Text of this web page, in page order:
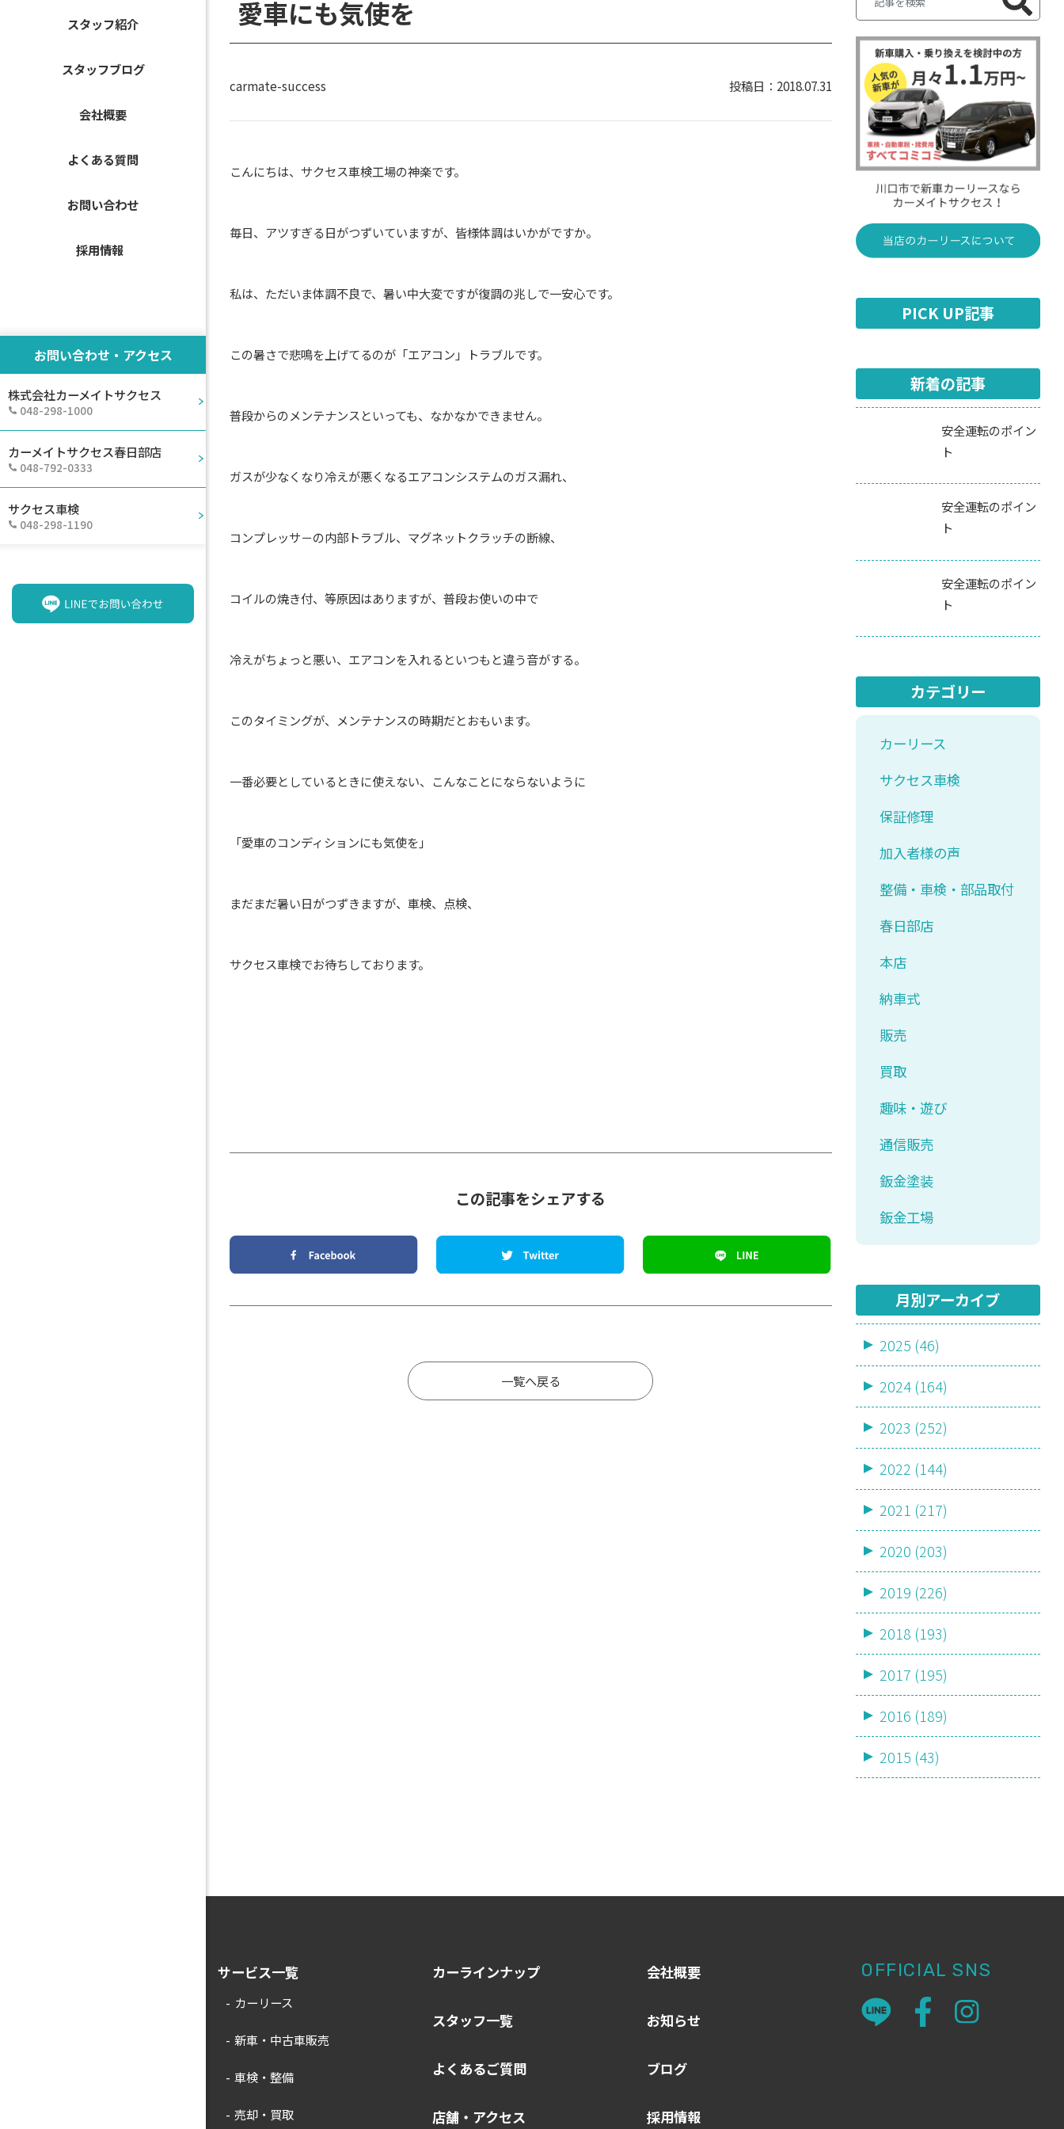
スタッフ紹介
スタッフブログ
会社概要
よくある質問
お問い合わせ
採用情報
お問い合わせ・アクセス
株式会社カーメイトサクセス
048-298-1000
カーメイトサクセス春日部店
048-792-0333
サクセス車検
048-298-1190
愛車にも気使を
carmate-success 2018.07.31
こんにちは、サクセス車検工場の神楽です。
毎日、アツすぎる日がつずいていますが、皆様体調はいかがですか。
私は、ただいま体調不良で、暑い中大変ですが復調の兆しで一安心です。
この暑さで悲鳴を上げてるのが「エアコン」トラブルです。
普段からのメンテナンスといっても、なかなかできません。
ガスが少なくなり冷えが悪くなるエアコンシステムのガス漏れ、
コンプレッサ－の内部トラブル、マグネットクラッチの断線、
コイルの焼き付、等原因はありますが、普段お使いの中で
冷えがちょっと悪い、エアコンを入れるといつもと違う音がする。
このタイミングが、メンテナンスの時期だとおもいます。
一番必要としているときに使えない、こんなことにならないように
「愛車のコンディションにも気使を」
まだまだ暑い日がつずきますが、車検、点検、
サクセス車検でお待ちしております。
この記事をシェアする
一覧へ戻る
PICK UP記事
新着の記事
安全運転のポイン
ト
安全運転のポイン
ト
安全運転のポイン
ト
カテゴリー
カーリース
サクセス車検
保証修理
加入者様の声
整備・車検・部品取付
春日部店
本店
納車式
販売
買取
趣味・遊び
通信販売
鈑金塗装
鈑金工場
月別アーカイブ
2025 (46)
2024 (164)
2023 (252)
2022 (144)
2021 (217)
2020 (203)
2019 (226)
2018 (193)
2017 (195)
2016 (189)
2015 (43)
サービス一覧
カーリース
新車・中古車販売
車検・整備
売却・買取
カーラインナップ
スタッフ一覧
よくあるご質問
店舗・アクセス
会社概要
お知らせ
ブログ
採用情報
OFFICIAL SNS